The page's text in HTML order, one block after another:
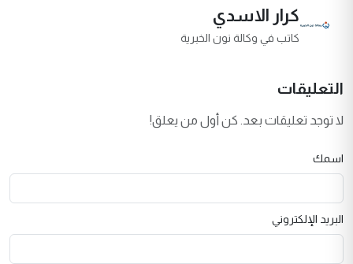
كرار الاسدي
كاتب في وكالة نون الخبرية
التعليقات
لا توجد تعليقات بعد. كن أول من يعلق!
اسمك
البريد الإلكتروني